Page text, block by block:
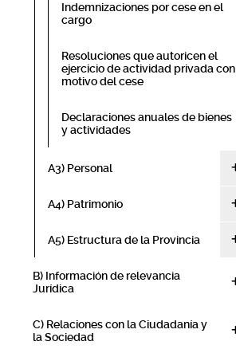
Indemnizaciones por cese en el
cargo
Resoluciones que autoricen el
ejercicio de actividad privada con
motivo del cese
Declaraciones anuales de bienes
y actividades
A3) Personal
A4) Patrimonio
A5) Estructura de la Provincia
B) Información de relevancia
Jurídica
C) Relaciones con la Ciudadanía y
la Sociedad